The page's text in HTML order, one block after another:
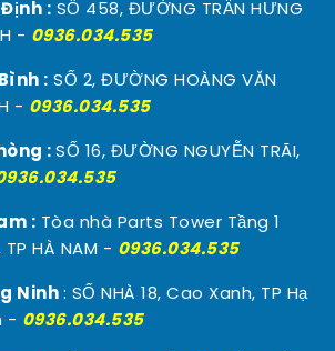
: SỐ 458, ĐƯỜNG TRẦN HƯNG
- 0936.034.535
: SỐ 2, ĐƯỜNG HOÀNG VĂN
- 0936.034.535
:SỐ 16, ĐƯỜNG NGUYỄN TRÃI,
: Tòa nhà Parts Tower Tầng 1
TP HÀ NAM - 0936.034.535
Ninh: SỐ NHÀ 18, Cao Xanh, TP Hạ
- 0936.034.535